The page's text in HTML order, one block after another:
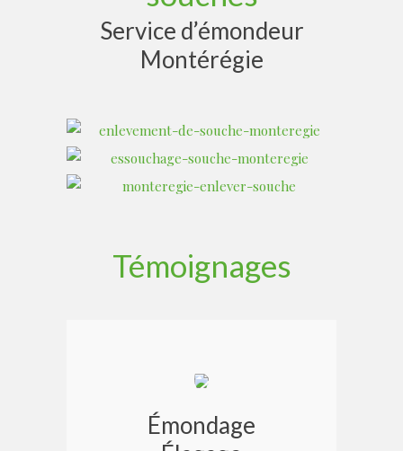
Service d’émondeur
Montérégie
Témoignages
Émondage